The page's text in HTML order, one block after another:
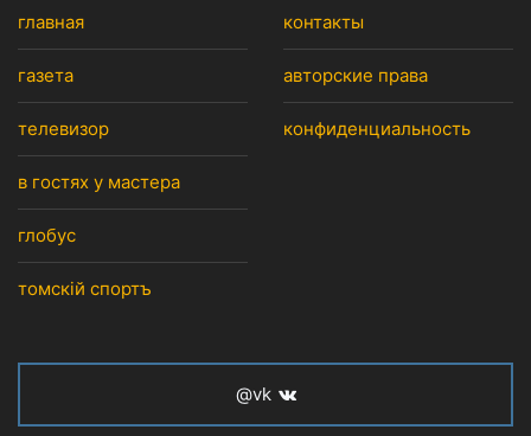
главная
газета
телевизор
в гостях у мастера
глобус
томскiй спортъ
контакты
авторские права
конфиденциальность
@vk